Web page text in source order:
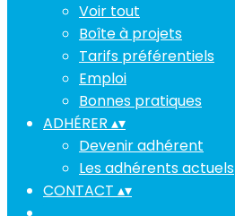
Voir tout
Boîte à projets
Tarifs préférentiels
Emploi
Bonnes pratiques
ADHÉRER ▴▾
Devenir adhérent
Les adhérents actuels
CONTACT ▴▾